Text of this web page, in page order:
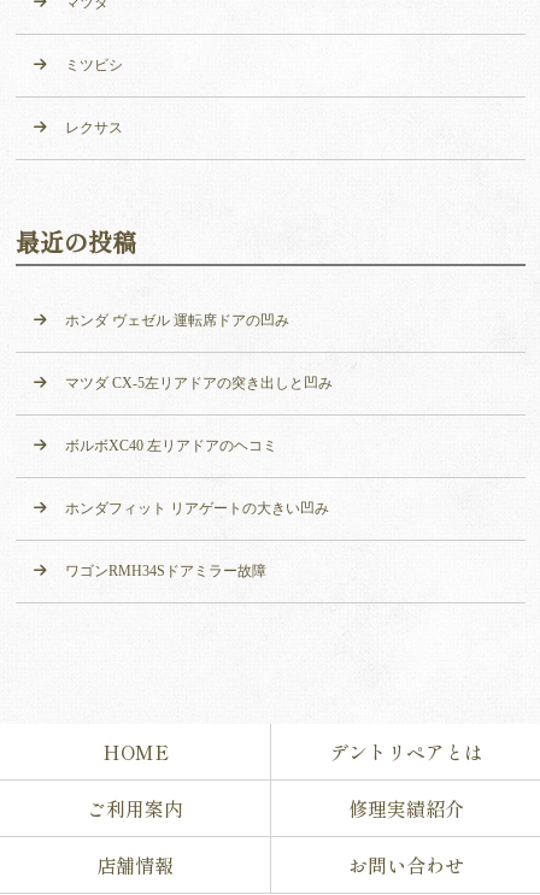
ミツビシ
レクサス
最近の投稿
ホンダ ヴェゼル 運転席ドアの凹み
マツダ CX-5左リアドアの突き出しと凹み
ボルボXC40 左リアドアのヘコミ
ホンダフィット リアゲートの大きい凹み
ワゴンRMH34Sドアミラー故障
HOME
デントリペアとは
ご利用案内
修理実績紹介
店舗情報
お問い合わせ